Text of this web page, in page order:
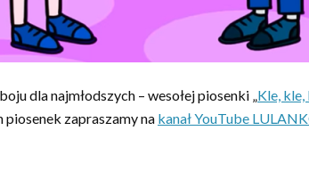
dla najmłodszych – wesołej piosenki „Kle, kle,
zapraszamy na kanał YouTube